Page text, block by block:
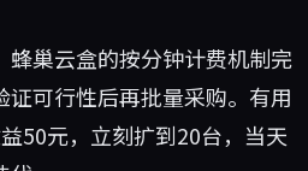
巢云盒的按分钟计费机制完
可行性后再批量采购。有用
50元，立刻扩到20台，当天